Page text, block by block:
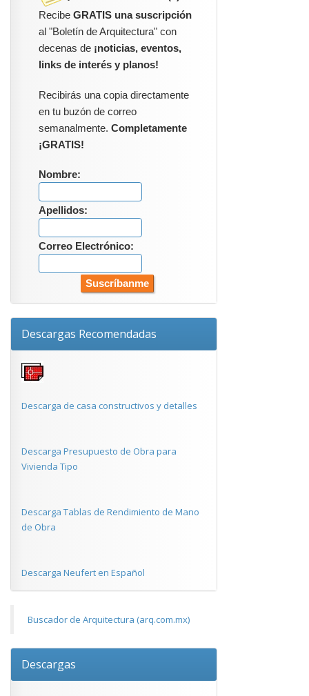
Recibe GRATIS una suscripción
al "Boletín de Arquitectura" con
decenas de ¡noticias, eventos,
links de interés y planos!
Recibirás una copia directamente
en tu buzón de correo
semanalmente. Completamente
¡GRATIS!
Nombre:
Apellidos:
Correo Electrónico:
Descargas Recomendadas
Descarga de casa constructivos y detalles
Descarga Presupuesto de Obra para
Vivienda Tipo
Descarga Tablas de Rendimiento de Mano
de Obra
Descarga Neufert en Español
Buscador de Arquitectura (arq.com.mx)
Descargas